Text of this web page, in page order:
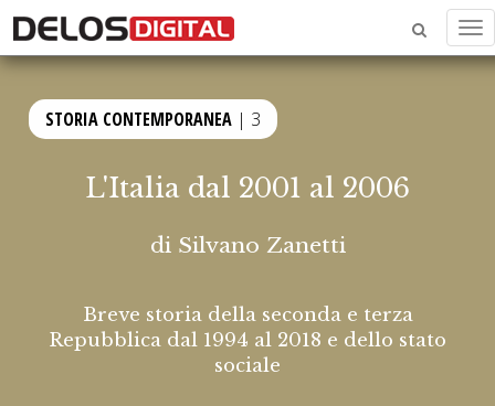
STORIA CONTEMPORANEA | 3
L'Italia dal 2001 al 2006
di Silvano Zanetti
Breve storia della seconda e terza
Repubblica dal 1994 al 2018 e dello stato
sociale